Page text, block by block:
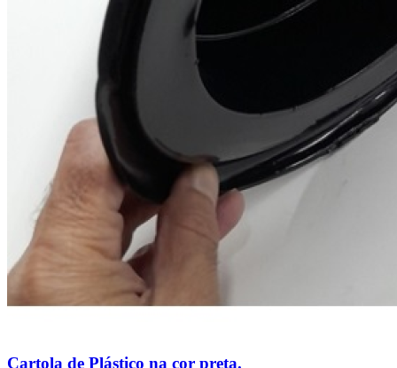
Cartola de Plástico na cor preta.